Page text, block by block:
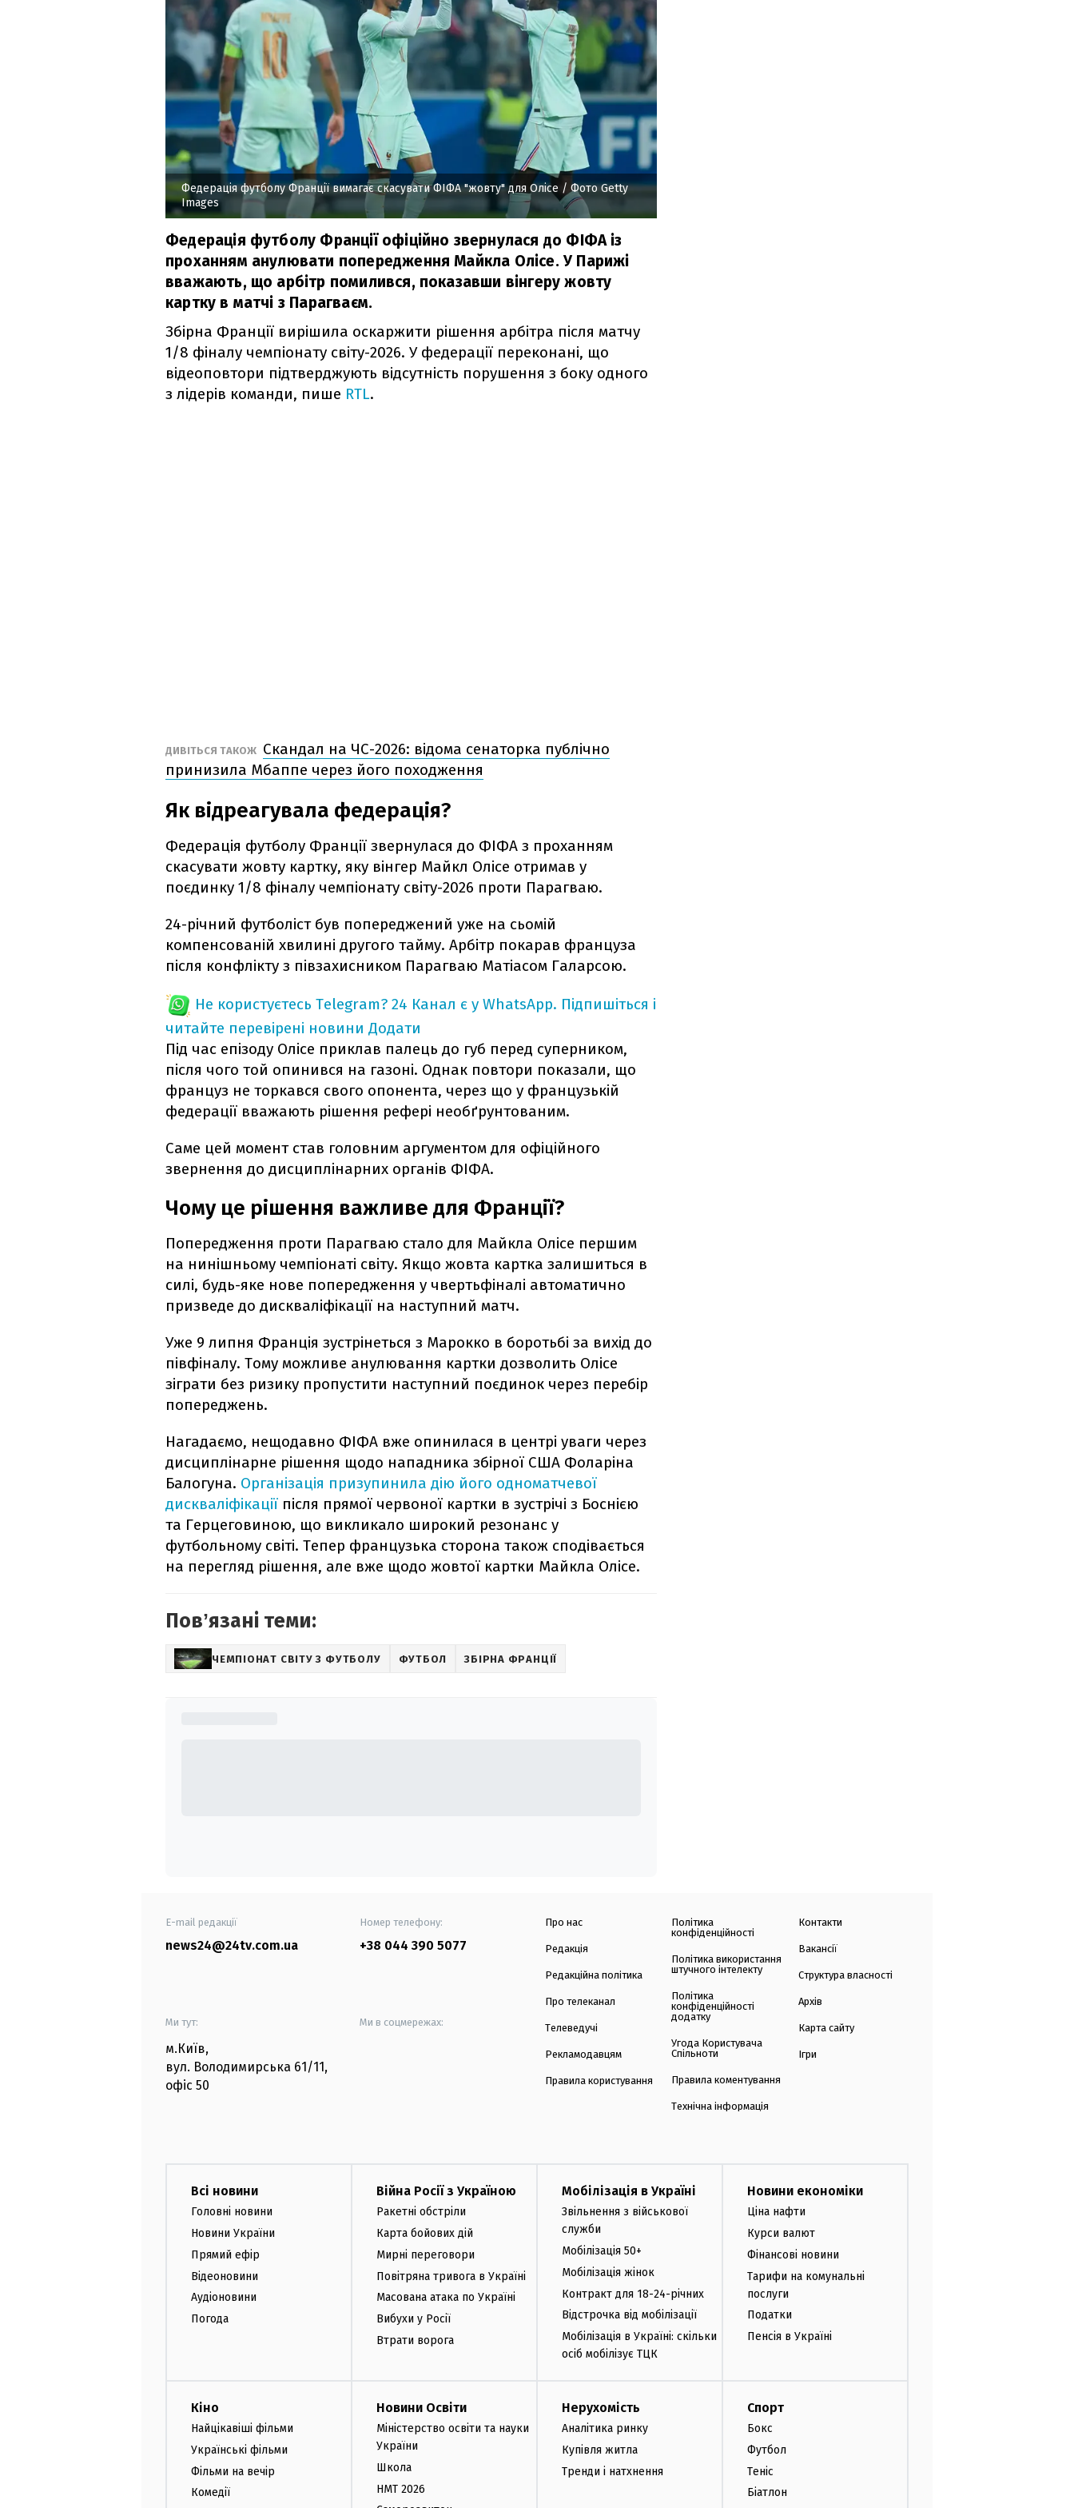
Федерація футболу Франції вимагає скасувати ФІФА "жовту" для Олісе / Фото Getty
Images
Федерація футболу Франції офіційно звернулася до ФІФА із
проханням анулювати попередження Майкла Олісе. У Парижі
вважають, що арбітр помилився, показавши вінгеру жовту
картку в матчі з Парагваєм.
Збірна Франції вирішила оскаржити рішення арбітра після матчу
1/8 фіналу чемпіонату світу-2026. У федерації переконані, що
відеоповтори підтверджують відсутність порушення з боку одного
з лідерів команди, пише RTL.
ДИВІТЬСЯ ТАКОЖ Скандал на ЧС-2026: відома сенаторка публічно
принизила Мбаппе через його походження
Як відреагувала федерація?
Федерація футболу Франції звернулася до ФІФА з проханням
скасувати жовту картку, яку вінгер Майкл Олісе отримав у
поєдинку 1/8 фіналу чемпіонату світу-2026 проти Парагваю.
24-річний футболіст був попереджений уже на сьомій
компенсованій хвилині другого тайму. Арбітр покарав француза
після конфлікту з півзахисником Парагваю Матіасом Галарсою.
Не користуєтесь Telegram? 24 Канал є у WhatsApp. Підпишіться і
читайте перевірені новини Додати
Під час епізоду Олісе приклав палець до губ перед суперником,
після чого той опинився на газоні. Однак повтори показали, що
француз не торкався свого опонента, через що у французькій
федерації вважають рішення рефері необґрунтованим.
Саме цей момент став головним аргументом для офіційного
звернення до дисциплінарних органів ФІФА.
Чому це рішення важливе для Франції?
Попередження проти Парагваю стало для Майкла Олісе першим
на нинішньому чемпіонаті світу. Якщо жовта картка залишиться в
силі, будь-яке нове попередження у чвертьфіналі автоматично
призведе до дискваліфікації на наступний матч.
Уже 9 липня Франція зустрінеться з Марокко в боротьбі за вихід до
півфіналу. Тому можливе анулювання картки дозволить Олісе
зіграти без ризику пропустити наступний поєдинок через перебір
попереджень.
Нагадаємо, нещодавно ФІФА вже опинилася в центрі уваги через
дисциплінарне рішення щодо нападника збірної США Фоларіна
Балогуна. Організація призупинила дію його одноматчевої
дискваліфікації після прямої червоної картки в зустрічі з Боснією
та Герцеговиною, що викликало широкий резонанс у
футбольному світі. Тепер французька сторона також сподівається
на перегляд рішення, але вже щодо жовтої картки Майкла Олісе.
Повʼязані теми:
ЧЕМПІОНАТ СВІТУ З ФУТБОЛУ ФУТБОЛ ЗБІРНА ФРАНЦІЇ
E-mail редакції
news24@24tv.com.ua
Номер телефону:
+38 044 390 5077
Ми тут:
м.Київ,
вул. Володимирська 61/11,
офіс 50
Ми в соцмережах:
Про нас
Редакція
Редакційна політика
Про телеканал
Телеведучі
Рекламодавцям
Правила користування
Політика
конфіденційності
Політика використання
штучного інтелекту
Політика
конфіденційності
додатку
Угода Користувача
Спільноти
Правила коментування
Технічна інформація
Контакти
Вакансії
Структура власності
Архів
Карта сайту
Ігри
Всі новини
Головні новини
Новини України
Прямий ефір
Відеоновини
Аудіоновини
Погода
Війна Росії з Україною
Ракетні обстріли
Карта бойових дій
Мирні переговори
Повітряна тривога в Україні
Масована атака по Україні
Вибухи у Росії
Втрати ворога
Мобілізація в Україні
Звільнення з військової
служби
Мобілізація 50+
Мобілізація жінок
Контракт для 18-24-річних
Відстрочка від мобілізації
Мобілізація в Україні: скільки
осіб мобілізує ТЦК
Новини економіки
Ціна нафти
Курси валют
Фінансові новини
Тарифи на комунальні
послуги
Податки
Пенсія в Україні
Кіно
Найцікавіші фільми
Українські фільми
Фільми на вечір
Комедії
Новини Освіти
Міністерство освіти та науки
України
Школа
НМТ 2026
Нерухомість
Аналітика ринку
Купівля житла
Тренди і натхнення
Спорт
Бокс
Футбол
Теніс
Біатлон